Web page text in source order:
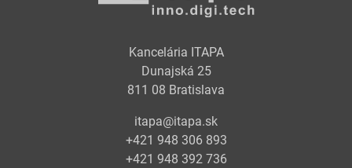
Kancelária ITAPA
Dunajská 25
811 08 Bratislava
itapa@itapa.sk
+421 948 306 893
+421 948 392 736